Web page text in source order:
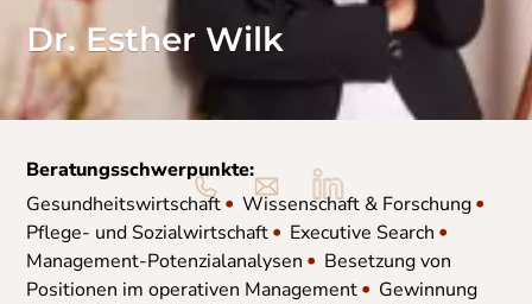
Dr. Esther Wilk
Beratungsschwerpunkte:
Gesundheitswirtschaft• Wissenschaft & Forschung•
Pflege- und Sozialwirtschaft• Executive Search •
Management-Potenzialanalysen • Besetzung von
Positionen im operativen Management• Gewinnung